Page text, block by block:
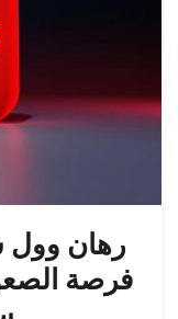
رهان وول